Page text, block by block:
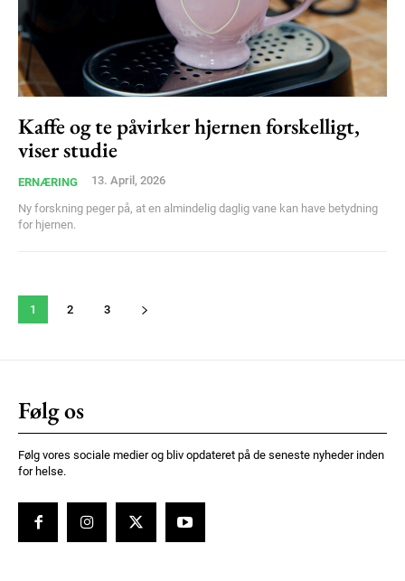
Kaffe og te påvirker hjernen forskelligt,
viser studie
ERNÆRING 13. April, 2026
Ny forskning peger på, at en almindelig daglig vane kan have betydning
for hjernen.
1 2 3
Følg os
Følg vores sociale medier og bliv opdateret på de seneste nyheder inden
for helse.